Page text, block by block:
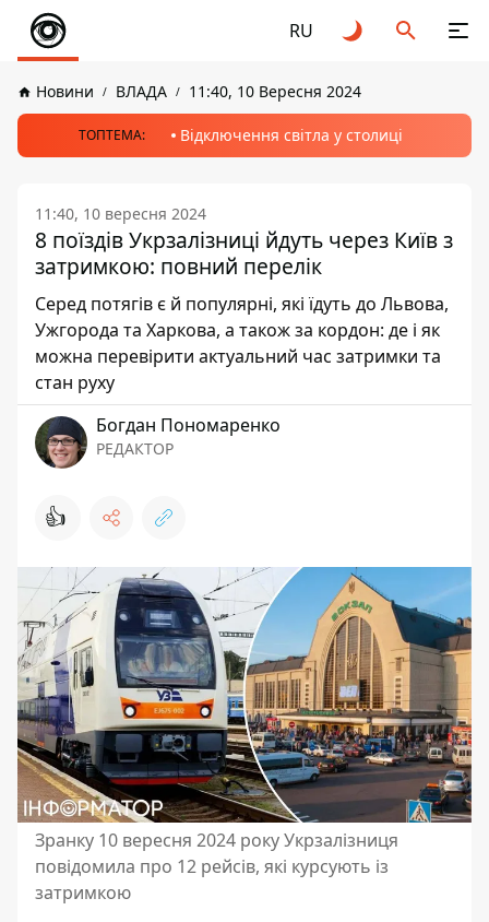
RU
Новини ВЛАДА 11:40, 10 Вересня 2024
ТОПТЕМА: Відключення світла у столиці
11:40, 10 вересня 2024
8 поїздів Укрзалізниці йдуть через Київ з
затримкою: повний перелік
Серед потягів є й популярні, які їдуть до Львова,
Ужгорода та Харкова, а також за кордон: де і як
можна перевірити актуальний час затримки та
стан руху
Богдан Пономаренко
РЕДАКТОР
👍
Зранку 10 вересня 2024 року Укрзалізниця
повідомила про 12 рейсів, які курсують із
затримкою